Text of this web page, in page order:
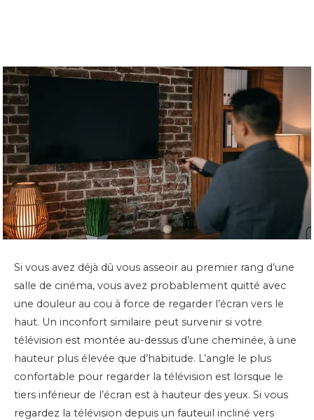
Si vous avez déjà dû vous asseoir au premier rang d’une
salle de cinéma, vous avez probablement quitté avec
une douleur au cou à force de regarder l’écran vers le
haut. Un inconfort similaire peut survenir si votre
télévision est montée au-dessus d’une cheminée, à une
hauteur plus élevée que d’habitude. L’angle le plus
confortable pour regarder la télévision est lorsque le
tiers inférieur de l’écran est à hauteur des yeux. Si vous
regardez la télévision depuis un fauteuil incliné vers